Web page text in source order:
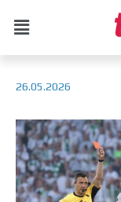
26.05.2026